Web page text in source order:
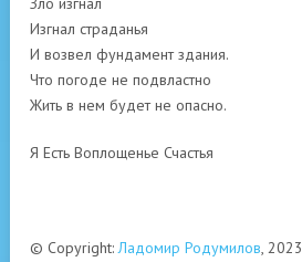
Изгнал страданья
И возвел фундамент здания.
Что погоде не подвластно
Жить в нем будет не опасно.
Я Есть Воплощенье Счастья
© Copyright:Ладомир Родумилов, 2023